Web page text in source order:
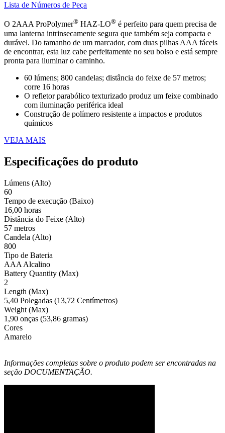
Lista de Números de Peça
O 2AAA ProPolymer® HAZ-LO® é perfeito para quem precisa de
uma lanterna intrinsecamente segura que também seja compacta e
durável. Do tamanho de um marcador, com duas pilhas AAA fáceis
de encontrar, esta luz cabe perfeitamente no seu bolso e está sempre
pronta para iluminar o caminho.
60 lúmens; 800 candelas; distância do feixe de 57 metros;
corre 16 horas
O refletor parabólico texturizado produz um feixe combinado
com iluminação periférica ideal
Construção de polímero resistente a impactos e produtos
químicos
VEJA MAIS
Especificações do produto
Lúmens (Alto)
60
Tempo de execução (Baixo)
16,00 horas
Distância do Feixe (Alto)
57 metros
Candela (Alto)
800
Tipo de Bateria
AAA Alcalino
Battery Quantity (Max)
2
Length (Max)
5,40 Polegadas (13,72 Centímetros)
Weight (Max)
1,90 onças (53,86 gramas)
Cores
Amarelo
Informações completas sobre o produto podem ser encontradas na
seção DOCUMENTAÇÃO.